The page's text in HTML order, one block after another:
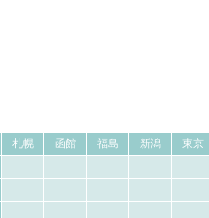
札幌 函館 福島 新潟
東京